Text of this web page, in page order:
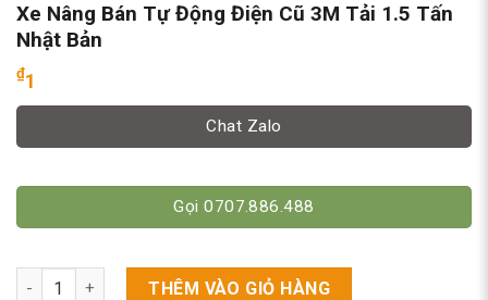
Xe Nâng Bán Tự Động Điện Cũ 3M Tải 1.5 Tấn
Nhật Bản
₫1
Chat Zalo
Gọi 0707.886.488
Xe Nâng Bán Tự Động Điện Cũ 3M Tải 1.5 Tấn Nhật Bản số
THÊM VÀO GIỎ HÀNG